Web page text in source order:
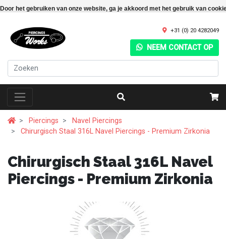
Door het gebruiken van onze website, ga je akkoord met het gebruik van
+31 (0) 20 4282049
NEEM CONTACT OP
Piercings
Navel Piercings
Chirurgisch Staal 316L Navel Piercings - Premium Zirkonia
Chirurgisch Staal 316L Navel
Piercings - Premium Zirkonia